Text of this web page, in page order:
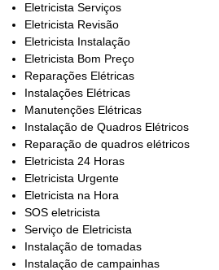
Eletricista Serviços
Eletricista Revisão
Eletricista Instalação
Eletricista Bom Preço
Reparações Elétricas
Instalações Elétricas
Manutenções Elétricas
Instalação de Quadros Elétricos
Reparação de quadros elétricos
Eletricista 24 Horas
Eletricista Urgente
Eletricista na Hora
SOS eletricista
Serviço de Eletricista
Instalação de tomadas
Instalação de campainhas